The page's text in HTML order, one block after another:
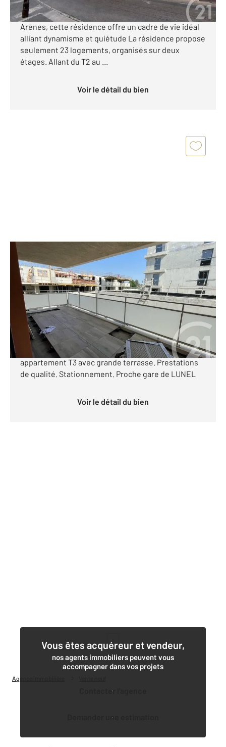
Agence immobilière
Programme neuf. LIVRABLE (Eligible QPV)
Emplacement idéal, proche du centre ville. Face aux
Arènes, cette résidence offre un cadre de vie idéal
alliant dynamisme et quiétude La résidence propose
seulement 23 logements, organisés sur deux
étages. Allant du T2 au ...
Voir le détail du bien
60,39 m2 , 3 pièces
Ref : 53068
Appartement F3 à vendre
262 000 €
Programme neuf sur LUNEL Dernière opportunité
Dans une résidence idéalement située. Magnifique
appartement T3 avec grande terrasse. Prestations
de qualité. Stationnement. Proche gare de LUNEL
Voir le détail du bien
Vous êtes acquéreur et vendeur,
nos agents immobiliers peuvent vous
accompagner dans vos projets
Contacter l'agence
Demander une estimation
1